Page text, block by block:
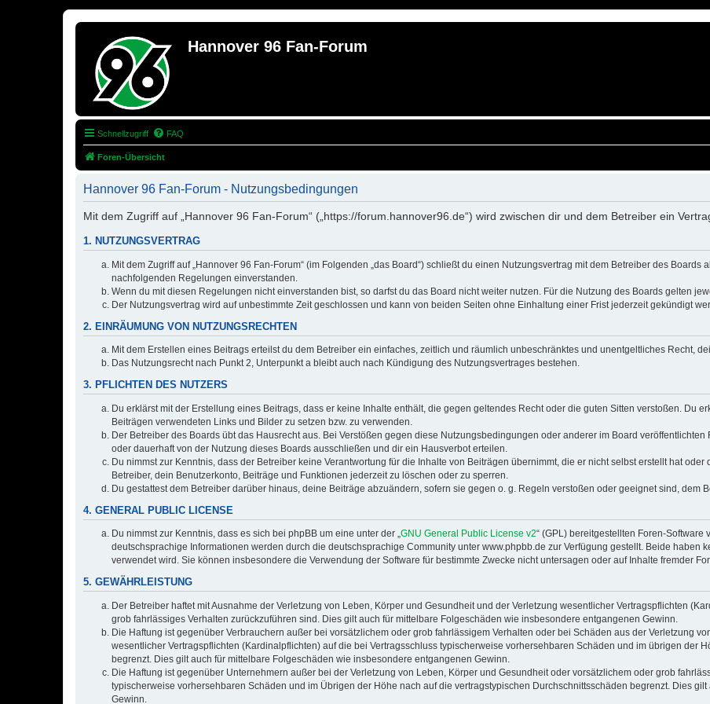
Hannover 96 Fan-Forum
Schnellzugriff FAQ
Foren-Übersicht
Hannover 96 Fan-Forum - Nutzungsbedingungen
Mit dem Zugriff auf „Hannover 96 Fan-Forum“ („https://forum.hannover96.de“) wird zwischen dir und dem Betreiber ein
1. NUTZUNGSVERTRAG
Mit dem Zugriff auf „Hannover 96 Fan-Forum“ (im Folgenden „das Board“) schließt du einen Nutzungsvertrag mit dem Betreiber des Boards
nachfolgenden Regelungen einverstanden.
Wenn du mit diesen Regelungen nicht einverstanden bist, so darfst du das Board nicht weiter nutzen. Für die Nutzung des Boards gelten
Der Nutzungsvertrag wird auf unbestimmte Zeit geschlossen und kann von beiden Seiten ohne Einhaltung einer Frist jederzeit gekündigt
2. EINRÄUMUNG VON NUTZUNGSRECHTEN
Mit dem Erstellen eines Beitrags erteilst du dem Betreiber ein einfaches, zeitlich und räumlich unbeschränktes und unentgeltliches Recht,
Das Nutzungsrecht nach Punkt 2, Unterpunkt a bleibt auch nach Kündigung des Nutzungsvertrages bestehen.
3. PFLICHTEN DES NUTZERS
Du erklärst mit der Erstellung eines Beitrags, dass er keine Inhalte enthält, die gegen geltendes Recht oder die guten Sitten verstoßen. Du
Beiträgen verwendeten Links und Bilder zu setzen bzw. zu verwenden.
Der Betreiber des Boards übt das Hausrecht aus. Bei Verstößen gegen diese Nutzungsbedingungen oder anderer im Board
oder dauerhaft von der Nutzung dieses Boards ausschließen und dir ein Hausverbot erteilen.
Du nimmst zur Kenntnis, dass der Betreiber keine Verantwortung für die Inhalte von Beiträgen übernimmt, die er nicht selbst erstellt hat
Betreiber, dein Benutzerkonto, Beiträge und Funktionen jederzeit zu löschen oder zu sperren.
Du gestattest dem Betreiber darüber hinaus, deine Beiträge abzuändern, sofern sie gegen o. g. Regeln verstoßen oder geeignet sind, dem
4. GENERAL PUBLIC LICENSE
Du nimmst zur Kenntnis, dass es sich bei phpBB um eine unter der „GNU General Public License v2“ (GPL) bereitgestellten Foren-
deutschsprachige Informationen werden durch die deutschsprachige Community unter www.phpbb.de zur Verfügung gestellt. Beide haben
verwendet wird. Sie können insbesondere die Verwendung der Software für bestimmte Zwecke nicht untersagen oder auf Inhalte fremder
5. GEWÄHRLEISTUNG
Der Betreiber haftet mit Ausnahme der Verletzung von Leben, Körper und Gesundheit und der Verletzung wesentlicher Vertragspflichten
grob fahrlässiges Verhalten zurückzuführen sind. Dies gilt auch für mittelbare Folgeschäden wie insbesondere entgangenen Gewinn.
Die Haftung ist gegenüber Verbrauchern außer bei vorsätzlichem oder grob fahrlässigem Verhalten oder bei Schäden aus der Verletzung
wesentlicher Vertragspflichten (Kardinalpflichten) auf die bei Vertragsschluss typischerweise vorhersehbaren Schäden und im übrigen der
begrenzt. Dies gilt auch für mittelbare Folgeschäden wie insbesondere entgangenen Gewinn.
Die Haftung ist gegenüber Unternehmern außer bei der Verletzung von Leben, Körper und Gesundheit oder vorsätzlichem oder grob
typischerweise vorhersehbaren Schäden und im Übrigen der Höhe nach auf die vertragstypischen Durchschnittsschäden begrenzt. Dies
Gewinn.